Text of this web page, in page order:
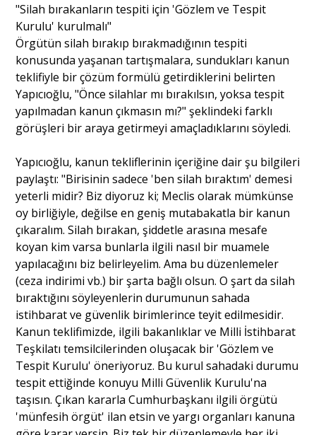
"Silah bırakanların tespiti için 'Gözlem ve Tespit
Kurulu' kurulmalı"
Örgütün silah bırakıp bırakmadığının tespiti
konusunda yaşanan tartışmalara, sundukları kanun
teklifiyle bir çözüm formülü getirdiklerini belirten
Yapıcıoğlu, "Önce silahlar mı bırakılsın, yoksa tespit
yapılmadan kanun çıkmasın mı?" şeklindeki farklı
görüşleri bir araya getirmeyi amaçladıklarını söyledi.
Yapıcıoğlu, kanun tekliflerinin içeriğine dair şu bilgileri
paylaştı: "Birisinin sadece 'ben silah bıraktım' demesi
yeterli midir? Biz diyoruz ki; Meclis olarak mümkünse
oy birliğiyle, değilse en geniş mutabakatla bir kanun
çıkaralım. Silah bırakan, şiddetle arasına mesafe
koyan kim varsa bunlarla ilgili nasıl bir muamele
yapılacağını biz belirleyelim. Ama bu düzenlemeler
(ceza indirimi vb.) bir şarta bağlı olsun. O şart da silah
bıraktığını söyleyenlerin durumunun sahada
istihbarat ve güvenlik birimlerince teyit edilmesidir.
Kanun teklifimizde, ilgili bakanlıklar ve Milli İstihbarat
Teşkilatı temsilcilerinden oluşacak bir 'Gözlem ve
Tespit Kurulu' öneriyoruz. Bu kurul sahadaki durumu
tespit ettiğinde konuyu Milli Güvenlik Kurulu'na
taşısın. Çıkan kararla Cumhurbaşkanı ilgili örgütü
'münfesih örgüt' ilan etsin ve yargı organları kanuna